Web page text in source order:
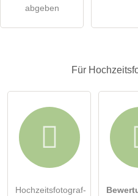
Hinweis:Bitte beachten Sie,
Besucher sichtbar
.
abgeben
Für
Hochzeitsfotograf-